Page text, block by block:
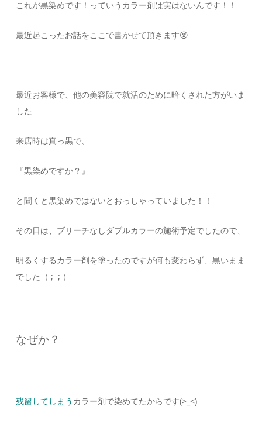
これが黒染めです！っていうカラー剤は実はないんです！！
最近起こったお話をここで書かせて頂きます😵
最近お客様で、他の美容院で就活のために暗くされた方がいま
した
来店時は真っ黒で、
『黒染めですか？』
と聞くと黒染めではないとおっしゃっていました！！
その日は、ブリーチなしダブルカラーの施術予定でしたので、
明るくするカラー剤を塗ったのですが何も変わらず、黒いまま
でした（ ; ; ）
なぜか？
残留してしまう カラー剤で染めてたからです(>_<)